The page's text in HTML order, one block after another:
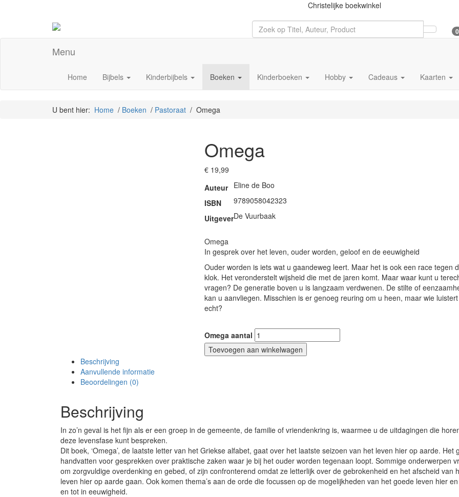
Christelijke boekwinkel
0
Menu
Home Bijbels Kinderbijbels Boeken Kinderboeken Hobby Cadeaus Kaarten
U bent hier: Home / Boeken / Pastoraat / Omega
Omega
€ 19,99
Auteur Eline de Boo
ISBN
9789058042323
UitgeverDe Vuurbaak
Omega
In gesprek over het leven, ouder worden, geloof en de eeuwigheid
Ouder worden is iets wat u gaandeweg leert. Maar het is ook een race tegen
klok. Het veronderstelt wijsheid die met de jaren komt. Maar waar kunt u
vragen? De generatie boven u is langzaam verdwenen. De stilte of
kan u aanvliegen. Misschien is er genoeg reuring om u heen, maar wie
echt?
Omega aantal
Toevoegen aan winkelwagen
Beschrijving
Aanvullende informatie
Beoordelingen (0)
Beschrijving
In zo’n geval is het fijn als er een groep in de gemeente, de familie of vriendenkring is, waarmee u de uitdagingen die
deze levensfase kunt bespreken.
Dit boek, ‘Omega’, de laatste letter van het Griekse alfabet, gaat over het laatste seizoen van het leven hier op aarde. Het
handvatten voor gesprekken over praktische zaken waar je bij het ouder worden tegenaan loopt. Sommige onderwerpen
om zorgvuldige overdenking en gebed, of zijn confronterend omdat ze letterlijk over de gebrokenheid en het afscheid van
leven hier op aarde gaan. Ook komen thema’s aan de orde die focussen op de mogelijkheden van het goede leven hier
en tot in eeuwigheid.